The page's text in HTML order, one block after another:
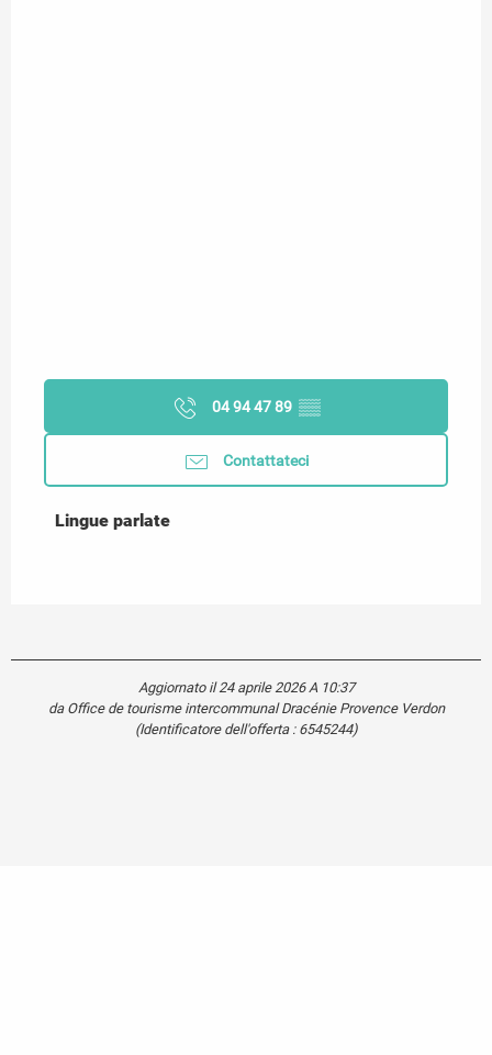
04 94 47 89 ▒▒
Contattateci
Lingue parlate
Lingue parlate
Aggiornato il 24 aprile 2026 A 10:37
da Office de tourisme intercommunal Dracénie Provence Verdon
(Identificatore dell'offerta : 6545244)